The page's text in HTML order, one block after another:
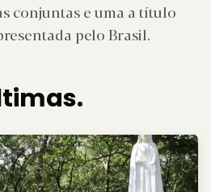
conjuntas e uma a título
pelo Brasil.